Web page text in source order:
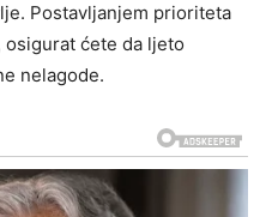
Postavljanjem prioriteta
ćete da ljeto
nelagode.